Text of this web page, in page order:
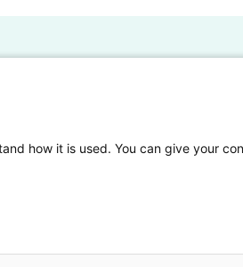
Eigen onderzoek publiceren
how it is used. You can give your